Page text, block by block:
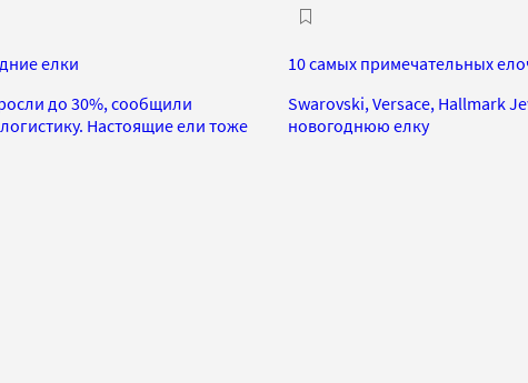
елки
до 30%, сообщили
Настоящие ели тоже
10 самых примечательных
Swarovski, Versace, Hallmark
новогоднюю елку